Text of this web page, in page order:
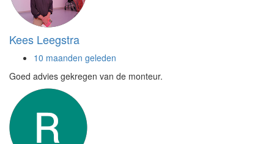
Kees Leegstra
10 maanden geleden
Goed advies gekregen van de monteur.